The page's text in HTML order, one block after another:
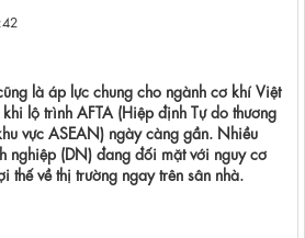
là áp lực chung cho ngành cơ khí Việt
lộ trình AFTA (Hiệp định Tự do thương
vực ASEAN) ngày càng gần. Nhiều
nghiệp (DN) đang đối mặt với nguy cơ
thế về thị trường ngay trên sân nhà.